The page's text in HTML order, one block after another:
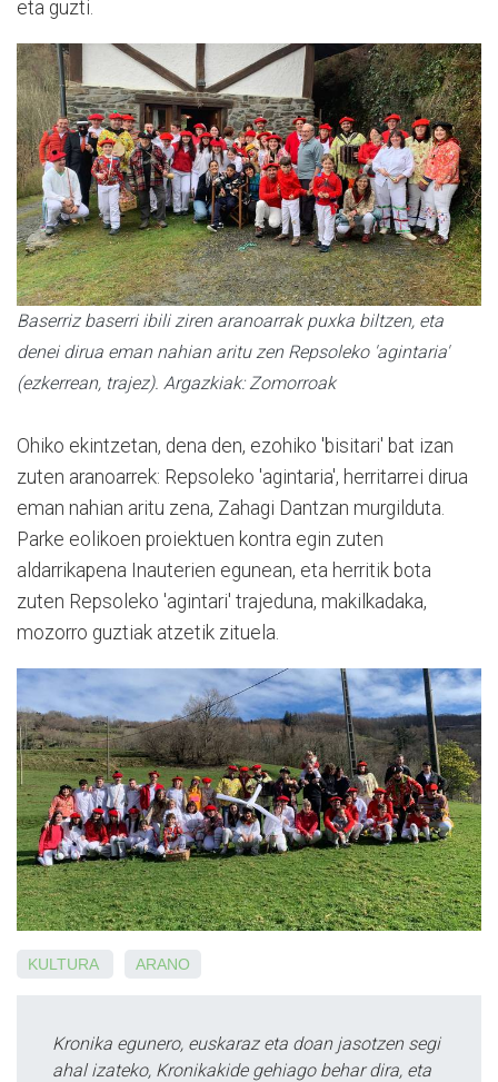
eta guzti.
Baserriz baserri ibili ziren aranoarrak puxka biltzen, eta
denei dirua eman nahian aritu zen Repsoleko 'agintaria'
(ezkerrean, trajez). Argazkiak: Zomorroak
Ohiko ekintzetan, dena den, ezohiko 'bisitari' bat izan
zuten aranoarrek: Repsoleko 'agintaria', herritarrei dirua
eman nahian aritu zena, Zahagi Dantzan murgilduta.
Parke eolikoen proiektuen kontra egin zuten
aldarrikapena Inauterien egunean, eta herritik bota
zuten Repsoleko 'agintari' trajeduna, makilkadaka,
mozorro guztiak atzetik zituela.
KULTURA ARANO
Kronika egunero, euskaraz eta doan jasotzen segi
ahal izateko, Kronikakide gehiago behar dira, eta